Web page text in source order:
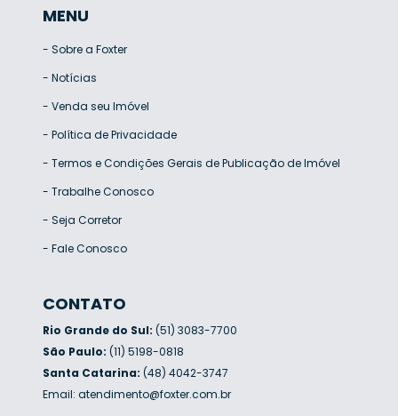
MENU
- Sobre a Foxter
- Notícias
- Venda seu Imóvel
- Política de Privacidade
- Termos e Condições Gerais de Publicação de Imóvel
- Trabalhe Conosco
- Seja Corretor
- Fale Conosco
CONTATO
Rio Grande do Sul: (51) 3083-7700
São Paulo: (11) 5198-0818
Santa Catarina: (48) 4042-3747
Email: atendimento@foxter.com.br